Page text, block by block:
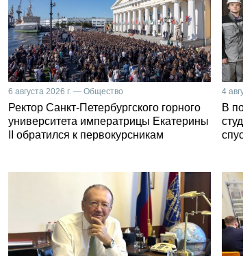
6 августа 2026 г. — Общество
Ректор Санкт-Петербургского горного
университета императрицы Екатерины
II обратился к первокурсникам
4
В